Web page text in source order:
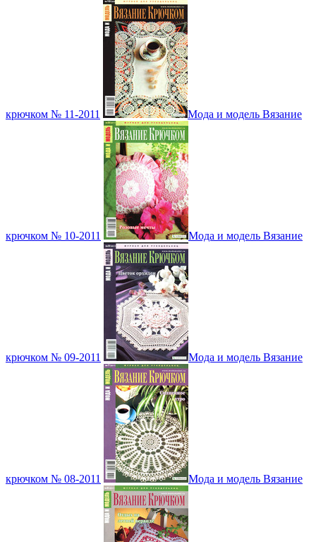
крючком № 11-2011 Мода и модель Вязание
крючком № 10-2011 Мода и модель Вязание
крючком № 09-2011 Мода и модель Вязание
крючком № 08-2011 Мода и модель Вязание